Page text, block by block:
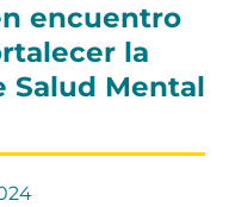
encuentro
la
Salud Mental